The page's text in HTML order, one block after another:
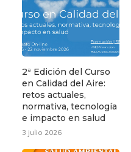
2ª Edición del Curso
en Calidad del Aire:
retos actuales,
normativa, tecnología
e impacto en salud
3 julio 2026